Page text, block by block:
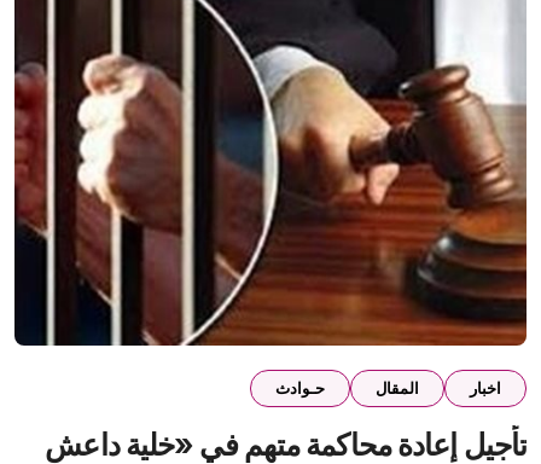
اخبار المقال حـوادث
تأجيل إعادة محاكمة متهم في «خلية داعش